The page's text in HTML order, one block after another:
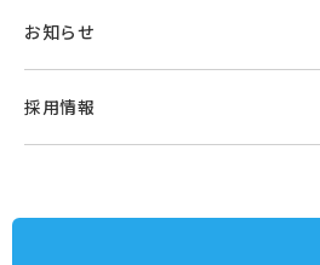
お知らせ
採用情報